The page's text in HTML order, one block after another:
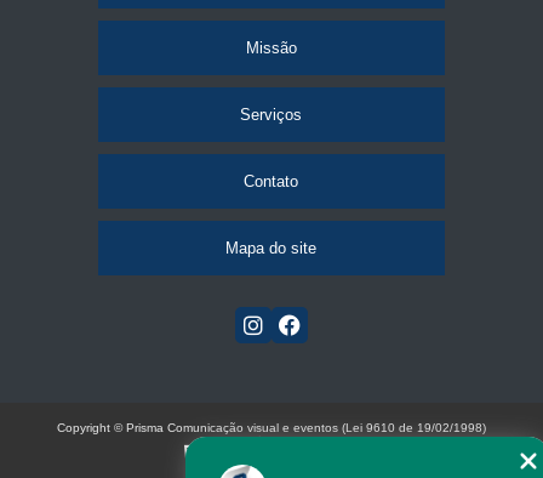
Missão
Serviços
Contato
Mapa do site
Copyright © Prisma Comunicação visual e eventos (Lei 9610 de 19/02/1998)